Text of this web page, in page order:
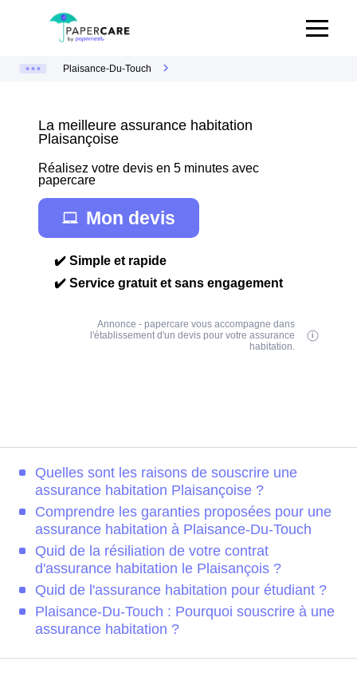
Plaisance-Du-Touch
La meilleure assurance habitation
Plaisançoise
Réalisez votre devis en 5 minutes avec
papercare
Mon devis
✔️ Simple et rapide
✔️ Service gratuit et sans engagement
Annonce - papercare vous accompagne dans
l'établissement d'un devis pour votre assurance
habitation.
Quelles sont les raisons de souscrire une
assurance habitation Plaisançoise ?
Comprendre les garanties proposées pour une
assurance habitation à Plaisance-Du-Touch
Quid de la résiliation de votre contrat
d'assurance habitation le Plaisançois ?
Quid de l'assurance habitation pour étudiant ?
Plaisance-Du-Touch : Pourquoi souscrire à une
assurance habitation ?